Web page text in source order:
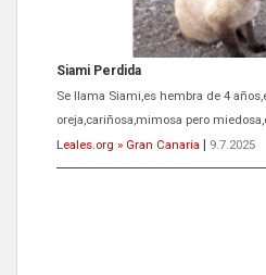
Siami Perdida
Se llama Siami,es hembra de 4
oreja,cariñosa,mimosa pero
Leales.org » Gran Canaria
9.7.2025